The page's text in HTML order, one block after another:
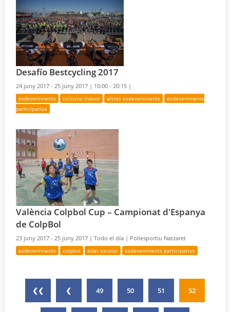
Desafío Bestcycling 2017
24 juny 2017 - 25 juny 2017 | 10:00 - 20:15 |
esdeveniments ciclismo indoor altres esdeveniments
esdeveniments
participatius
València Colpbol Cup – Campionat d'Espanya
de ColpBol
23 juny 2017 - 25 juny 2017 |Todo el día | Poliesportiu Natzaret
esdeveniments colpbol edat escolar esdeveniments participatius
❮❮ ❮ 49 50 51 52